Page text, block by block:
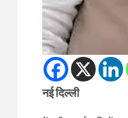
नई दिल्ली